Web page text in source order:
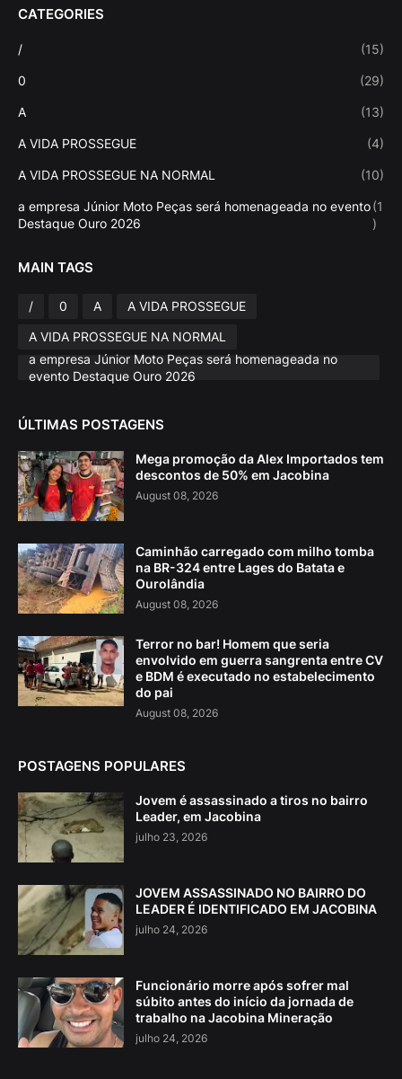
CATEGORIES
/ (15)
0 (29)
A (13)
A VIDA PROSSEGUE (4)
A VIDA PROSSEGUE NA NORMAL (10)
a empresa Júnior Moto Peças será homenageada no evento
Destaque Ouro 2026
(1
)
MAIN TAGS
/ 0 A
A VIDA PROSSEGUE
A VIDA PROSSEGUE NA NORMAL
a empresa Júnior Moto Peças será homenageada no
evento Destaque Ouro 2026
ÚLTIMAS POSTAGENS
Mega promoção da Alex Importados tem
descontos de 50% em Jacobina
August 08, 2026
Caminhão carregado com milho tomba
na BR-324 entre Lages do Batata e
Ourolândia
August 08, 2026
Terror no bar! Homem que seria
envolvido em guerra sangrenta entre CV
e BDM é executado no estabelecimento
do pai
August 08, 2026
POSTAGENS POPULARES
Jovem é assassinado a tiros no bairro
Leader, em Jacobina
julho 23, 2026
JOVEM ASSASSINADO NO BAIRRO DO
LEADER É IDENTIFICADO EM JACOBINA
julho 24, 2026
Funcionário morre após sofrer mal
súbito antes do início da jornada de
trabalho na Jacobina Mineração
julho 24, 2026